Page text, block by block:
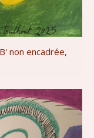
non encadrée,